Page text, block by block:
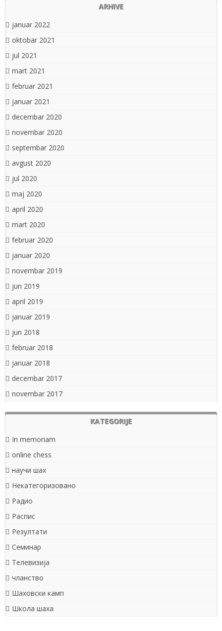
ARHIVE
januar 2022
oktobar 2021
jul 2021
mart 2021
februar 2021
januar 2021
decembar 2020
novembar 2020
septembar 2020
avgust 2020
jul 2020
maj 2020
april 2020
mart 2020
februar 2020
januar 2020
novembar 2019
jun 2019
april 2019
januar 2019
jun 2018
februar 2018
januar 2018
decembar 2017
novembar 2017
KATEGORIJE
In memoriam
online chess
научи шах
Некатегоризовано
Радио
Распис
Резултати
Семинар
Телевизија
чланство
Шаховски камп
Школа шаха